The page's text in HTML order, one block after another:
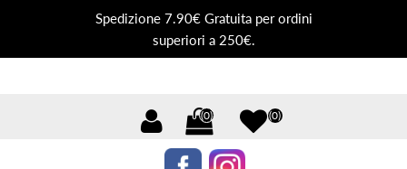
Spedizione 7.90€ Gratuita per ordini
superiori a 250€.
(0) (0)